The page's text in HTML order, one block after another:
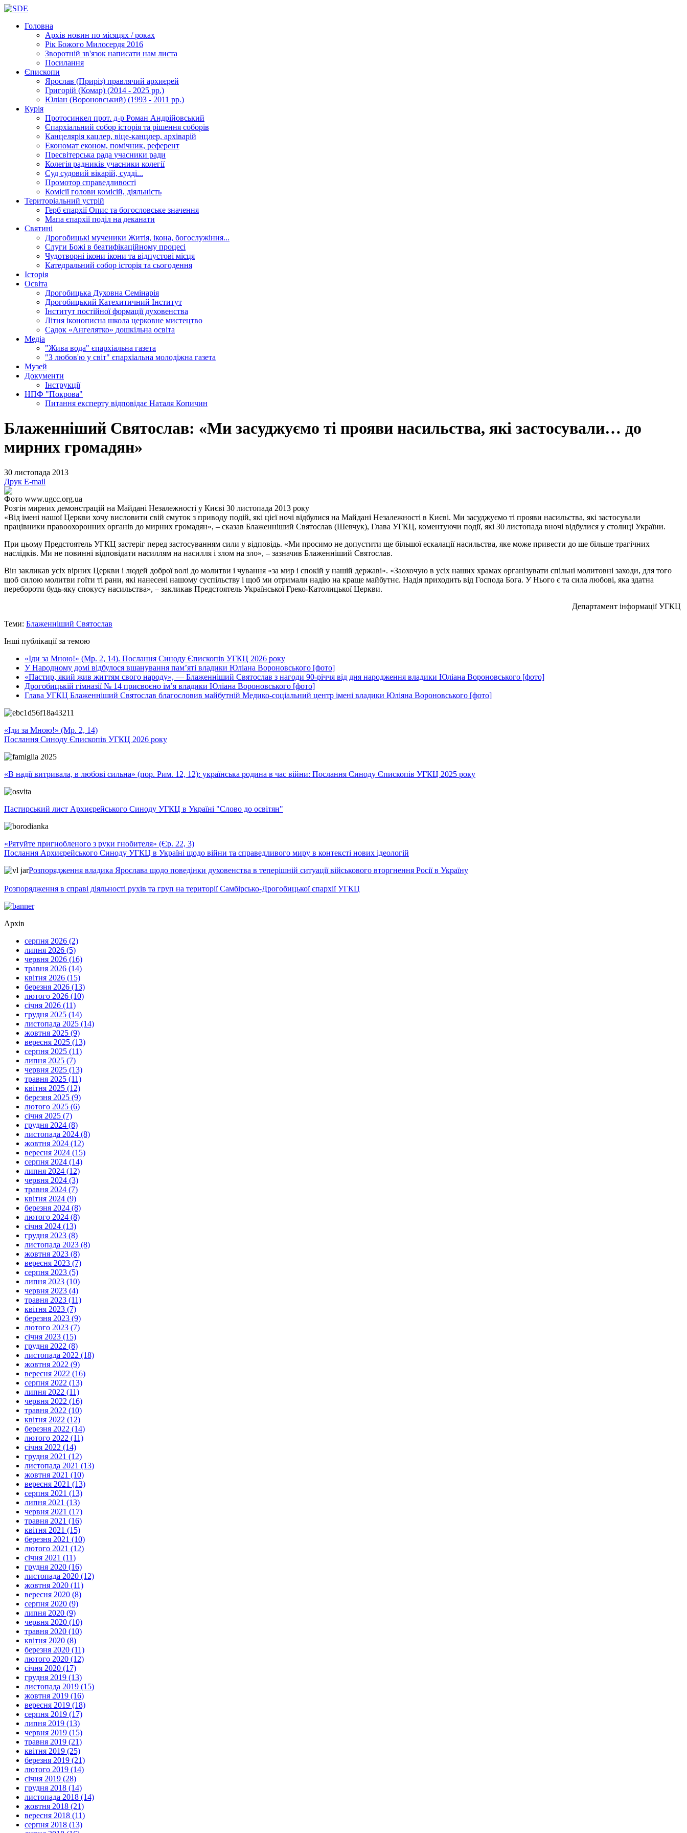
Головна
Архів новин по місяцях / роках
Рік Божого Милосердя 2016
Зворотній зв'язок написати нам листа
Посилання
Єпископи
Ярослав (Приріз) правлячий архиєрей
Григорій (Комар) (2014 - 2025 рр.)
Юліан (Вороновський) (1993 - 2011 рр.)
Курія
Протосинкел прот. д-р Роман Андрійовський
Єпархіальний собор історія та рішення соборів
Канцелярія кацлер, віце-канцлер, архіварій
Економат економ, помічник, референт
Пресвітерська рада учасники ради
Колегія радників учасники колегії
Суд судовий вікарій, судді...
Промотор справедливості
Комісіїголови комісій, діяльність
Територіальний устрій
Герб єпархіїОпис та богословське значення
Мапа єпархіїподіл на деканати
Святині
Дрогобицькі мученики Житія, ікона, богослужіння...
Слуги Божі в беатифікаційному процесі
Чудотворні ікони ікони та відпустові місця
Катедральний собор історія та сьогодення
Історія
Освіта
Дрогобицька Духовна Семінарія
Дрогобицький Катехитичний Інститут
Інститут постійної формації духовенства
Літня іконописна школа церковне мистецтво
Садок «Ангелятко» дошкільна освіта
Медіа
"Жива вода" єпархіальна газета
"З любов'ю у світ" єпархіальна молодіжна газета
Музей
Документи
Інструкції
НПФ "Покрова"
Питання експерту відповідає Наталя Копичин
Блаженніший Святослав: «Ми засуджуємо ті прояви насильства, які застосували… до
мирних громадян»
30 листопада 2013
Друк E-mail
Фото www.ugcc.org.ua
Розгін мирних демонстрацій на Майдані Незалежності у Києві 30 листопада 2013 року
«Від імені нашої Церкви хочу висловити свій смуток з приводу подій, які цієї ночі відбулися на Майдані Незалежності в Києві. Ми засуджуємо ті прояви насильства, які застосували
працівники правоохоронних органів до мирних громадян», – сказав Блаженніший Святослав (Шевчук), Глава УГКЦ, коментуючи події, які 30 листопада вночі відбулися у столиці України.
При цьому Предстоятель УГКЦ застеріг перед застосуванням сили у відповідь. «Ми просимо не допустити ще більшої ескалації насильства, яке може привести до ще більше трагічних
наслідків. Ми не повинні відповідати насиллям на насилля і злом на зло», – зазначив Блаженніший Святослав.
Він закликав усіх вірних Церкви і людей доброї волі до молитви і чування «за мир і спокій у нашій державі». «Заохочую в усіх наших храмах організувати спільні молитовні заходи, для того
щоб силою молитви гоїти ті рани, які нанесені нашому суспільству і щоб ми отримали надію на краще майбутнє. Надія приходить від Господа Бога. У Нього є та сила любові, яка здатна
перебороти будь-яку спокусу насильства», – закликав Предстоятель Української Греко-Католицької Церкви.
Департамент інформації УГКЦ
Теми: Блаженніший Святослав
Інші публікації за темою
«Іди за Мною!» (Мр. 2, 14). Послання Синоду Єпископів УГКЦ 2026 року
У Народному домі відбулося вшанування пам’яті владики Юліана Вороновського [фото]
«Пастир, який жив життям свого народу», — Блаженніший Святослав з нагоди 90-річчя від дня народження владики Юліана Вороновського [фото]
Дрогобицькій гімназії № 14 присвоєно імʼя владики Юліана Вороновського [фото]
Глава УГКЦ Блаженніший Святослав благословив майбутній Медико-соціальний центр імені владики Юліяна Вороновського [фото]
«Іди за Мною!» (Мр. 2, 14)
Послання Синоду Єпископів УГКЦ 2026 року
«В надії витривала, в любові сильна» (пор. Рим. 12, 12): українська родина в час війни: Послання Синоду Єпископів УГКЦ 2025 року
Пастирський лист Архиєрейського Синоду УГКЦ в Україні "Слово до освітян"
«Рятуйте пригнобленого з руки гнобителя» (Єр. 22, 3)
Послання Архиєрейського Синоду УГКЦ в Україні щодо війни та справедливого миру в контексті нових ідеологій
Розпорядження владика Ярослава щодо поведінки духовенства в теперішній ситуації військового вторгнення Росії в Україну
Розпорядження в справі діяльності рухів та груп на території Самбірсько-Дрогобицької єпархії УГКЦ
Архів
серпня 2026 (2)
липня 2026 (5)
червня 2026 (16)
травня 2026 (14)
квітня 2026 (15)
березня 2026 (13)
лютого 2026 (10)
січня 2026 (11)
грудня 2025 (14)
листопада 2025 (14)
жовтня 2025 (9)
вересня 2025 (13)
серпня 2025 (11)
липня 2025 (7)
червня 2025 (13)
травня 2025 (11)
квітня 2025 (12)
березня 2025 (9)
лютого 2025 (6)
січня 2025 (7)
грудня 2024 (8)
листопада 2024 (8)
жовтня 2024 (12)
вересня 2024 (15)
серпня 2024 (14)
липня 2024 (12)
червня 2024 (3)
травня 2024 (7)
квітня 2024 (9)
березня 2024 (8)
лютого 2024 (8)
січня 2024 (13)
грудня 2023 (8)
листопада 2023 (8)
жовтня 2023 (8)
вересня 2023 (7)
серпня 2023 (5)
липня 2023 (10)
червня 2023 (4)
травня 2023 (11)
квітня 2023 (7)
березня 2023 (9)
лютого 2023 (7)
січня 2023 (15)
грудня 2022 (8)
листопада 2022 (18)
жовтня 2022 (9)
вересня 2022 (16)
серпня 2022 (13)
липня 2022 (11)
червня 2022 (16)
травня 2022 (10)
квітня 2022 (12)
березня 2022 (14)
лютого 2022 (11)
січня 2022 (14)
грудня 2021 (12)
листопада 2021 (13)
жовтня 2021 (10)
вересня 2021 (13)
серпня 2021 (13)
липня 2021 (13)
червня 2021 (17)
травня 2021 (16)
квітня 2021 (15)
березня 2021 (10)
лютого 2021 (12)
січня 2021 (11)
грудня 2020 (16)
листопада 2020 (12)
жовтня 2020 (11)
вересня 2020 (8)
серпня 2020 (9)
липня 2020 (9)
червня 2020 (10)
травня 2020 (10)
квітня 2020 (8)
березня 2020 (11)
лютого 2020 (12)
січня 2020 (17)
грудня 2019 (13)
листопада 2019 (15)
жовтня 2019 (16)
вересня 2019 (18)
серпня 2019 (17)
липня 2019 (13)
червня 2019 (15)
травня 2019 (21)
квітня 2019 (25)
березня 2019 (21)
лютого 2019 (14)
січня 2019 (28)
грудня 2018 (14)
листопада 2018 (14)
жовтня 2018 (21)
вересня 2018 (11)
серпня 2018 (13)